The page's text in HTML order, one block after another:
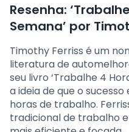
Resenha:
Semana’ por
Timothy Ferriss é um
literatura de
seu livro ‘Trabalhe 4
a ideia de que o
horas de trabalho.
tradicional de trabalho